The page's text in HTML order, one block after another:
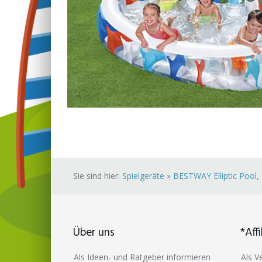
Sie sind hier: Spielgeräte » BESTWAY Elliptic
Über uns
Als Ideen- und Ratgeber informieren Als